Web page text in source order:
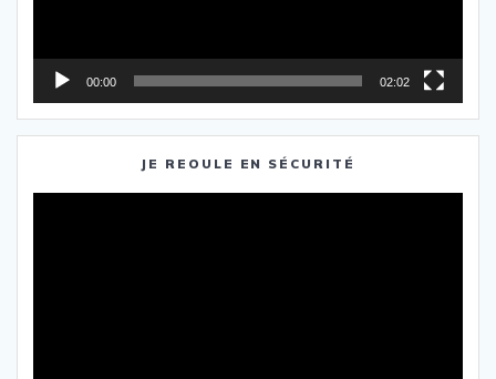
00:00 02:02
JE REOULE EN SÉCURITÉ